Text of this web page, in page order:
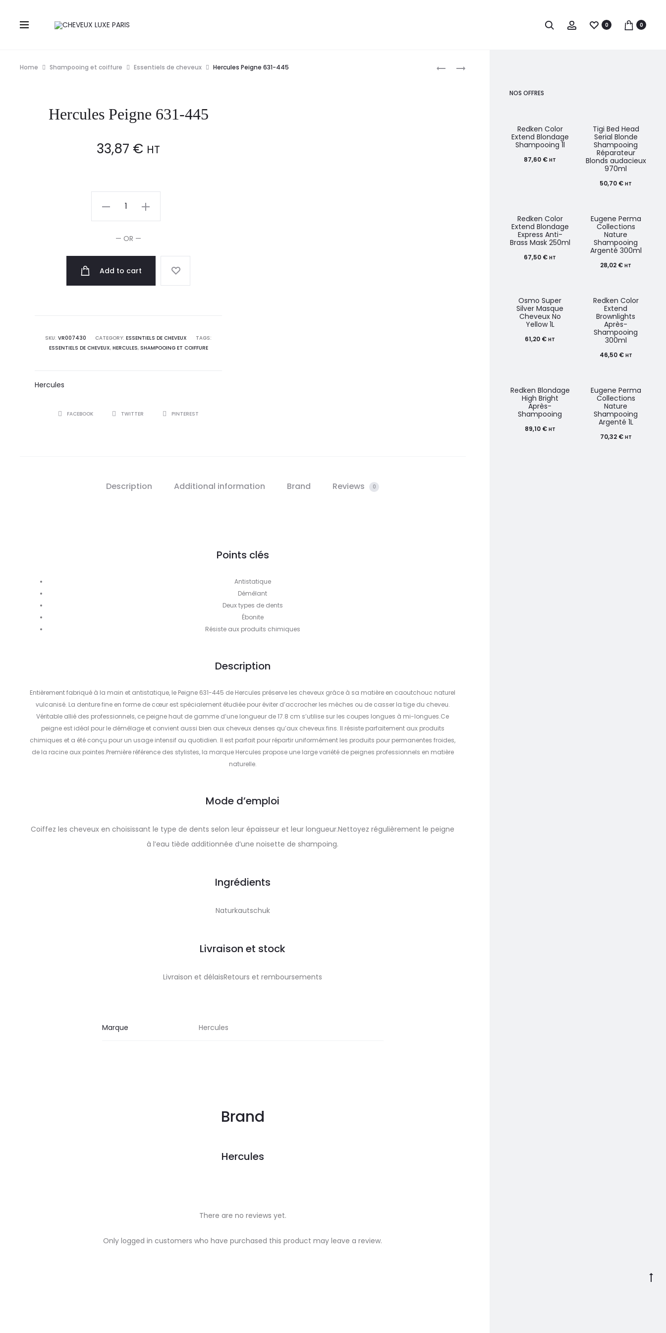
0 0
Product
navigation
OLIVIA
Home Shampooing et coiffure Essentiels de cheveux Hercules Peigne 631-445
Hercules Peigne 631-445
33,87 € HT
Hercules
quantity
— OR —
Add to cart
SKU:VR007430 CATEGORY:ESSENTIELS DE CHEVEUX
TAGS:
ESSENTIELS DE CHEVEUX, HERCULES, SHAMPOOING ET COIFFURE
Hercules
SHAREFACEBOOK TWITTER PINTEREST
Description Additional information Brand Reviews 0
Points clés
Antistatique
Démêlant
Deux types de dents
Ébonite
Résiste aux produits chimiques
Description
Entièrement fabriqué à la main et antistatique, le Peigne 631-445 de Hercules préserve les cheveux grâce à sa matière en caoutchouc naturel
vulcanisé. La denture fine en forme de cœur est spécialement étudiée pour éviter d’accrocher les mèches ou de casser la tige du cheveu.
Véritable allié des professionnels, ce peigne haut de gamme d’une longueur de 17.8 cm s’utilise sur les coupes longues à mi-longues.Ce
peigne est idéal pour le démêlage et convient aussi bien aux cheveux denses qu’aux cheveux fins. Il résiste parfaitement aux produits
chimiques et a été conçu pour un usage intensif au quotidien. Il est parfait pour répartir uniformément les produits pour permanentes froides,
de la racine aux pointes.Première référence des stylistes, la marque Hercules propose une large variété de peignes professionnels en matière
naturelle.
Mode d’emploi
Coiffez les cheveux en choisissant le type de dents selon leur épaisseur et leur longueur.Nettoyez régulièrement le peigne
à l’eau tiède additionnée d’une noisette de shampoing.
Ingrédients
Naturkautschuk
Livraison et stock
Livraison et délaisRetours et remboursements
Marque Hercules
Brand
Hercules
R
There are no reviews yet.
Only logged in customers who have purchased this product may leave a review.
NOS OFFRES
Redken Color
Extend Blondage
Shampooing 1l
87,60 € HT
Tigi Bed Head
Serial Blonde
Shampooing
Réparateur
Blonds audacieux
970ml
50,70 € HT
Redken Color
Extend Blondage
Express Anti-
Brass Mask 250ml
67,50 € HT
Eugene Perma
Collections
Nature
Shampooing
Argenté 300ml
28,02 € HT
Osmo Super
Silver Masque
Cheveux No
Yellow 1L
61,20 € HT
Redken Color
Extend
Brownlights
Après-
Shampooing
300ml
46,50 € HT
Redken Blondage
High Bright
Après-
Shampooing
89,10 € HT
Eugene Perma
Collections
Nature
Shampooing
Argenté 1L
70,32 € HT